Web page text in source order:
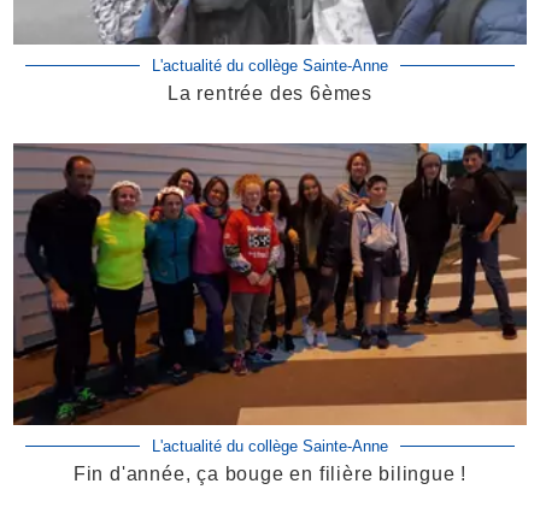
L'actualité du collège Sainte-Anne
La rentrée des 6èmes
L'actualité du collège Sainte-Anne
Fin d'année, ça bouge en filière bilingue !